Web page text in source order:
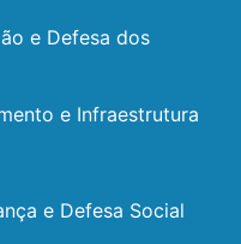
e Defesa dos
e Infraestrutura
e Defesa Social